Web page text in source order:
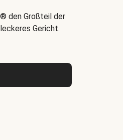
den Großteil der
Gericht.